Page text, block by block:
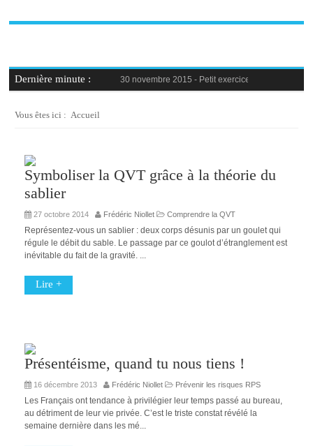
Dernière minute : 30 novembre 2015 - Petit exercice de la semaine
30 novembre 2015 -Blague au bureau #9
Vous êtes ici :Accueil
Symboliser la QVT grâce à la théorie du
sablier
27 octobre 2014 Frédéric Niollet Comprendre la QVT
Représentez-vous un sablier : deux corps désunis par un goulet qui
régule le débit du sable. Le passage par ce goulot d’étranglement est
inévitable du fait de la gravité. ...
Lire +
Présentéisme, quand tu nous tiens !
16 décembre 2013 Frédéric Niollet Prévenir les risques RPS
Les Français ont tendance à privilégier leur temps passé au bureau,
au détriment de leur vie privée. C’est le triste constat révélé la
semaine dernière dans les mé...